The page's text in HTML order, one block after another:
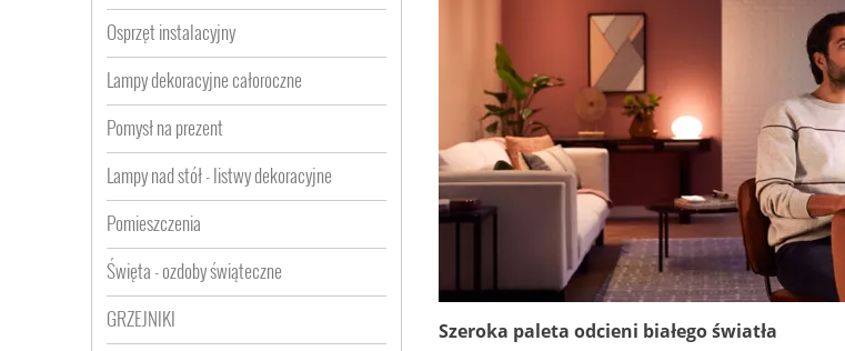
Osprzęt instalacyjny
Lampy dekoracyjne całoroczne
Pomysł na prezent
Lampy nad stół - listwy dekoracyjne
Pomieszczenia
Święta - ozdoby świąteczne
GRZEJNIKI
Szeroka paleta odcieni białego światła